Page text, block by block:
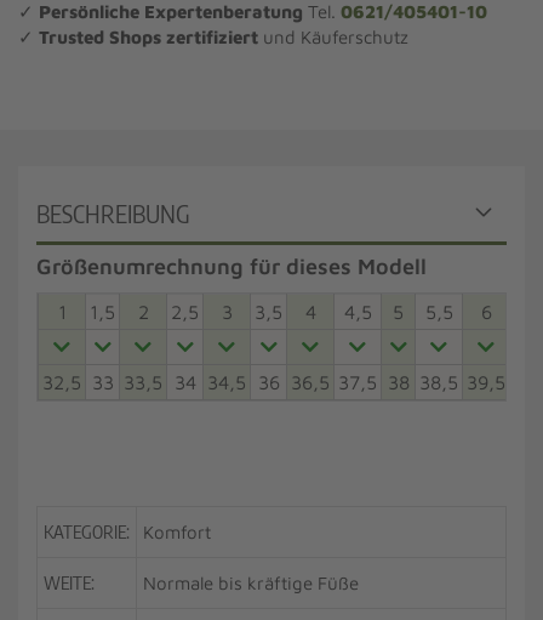
✓ Persönliche Expertenberatung Tel. 0621/405401-10
✓ Trusted Shops zertifiziert und Käuferschutz
BESCHREIBUNG
Größenumrechnung für dieses Modell
1 1,5 2 2,5 3 3,5 4 4,5 5 5,5 6
32,5 33 33,5 34 34,5 36 36,5 37,5 38 38,5 39,5
KATEGORIE: Komfort
WEITE: Normale bis kräftige Füße